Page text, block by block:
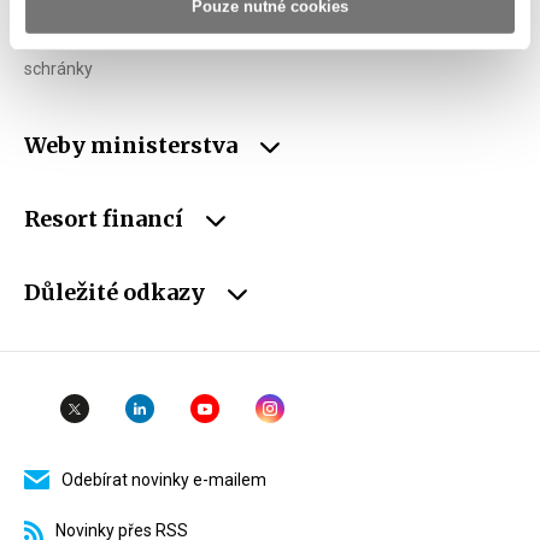
Pouze nutné cookies
ID Datové
schránky
xzeaauv
Weby ministerstva
Resort financí
Důležité odkazy
Odebírat novinky e-mailem
Novinky přes RSS